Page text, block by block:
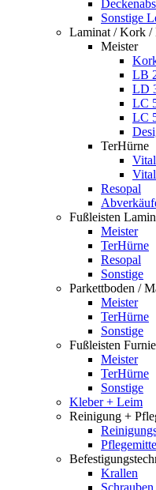
Sonstige
Laminat / Kork /
Meister
LB
LD
LC
LC
TerHürne
Resopal
Fußleisten
Meister
TerHürne
Resopal
Sonstige
Parkettboden /
Meister
TerHürne
Sonstige
Fußleisten
Meister
TerHürne
Sonstige
Kleber + Leim
Reinigung +
Krallen